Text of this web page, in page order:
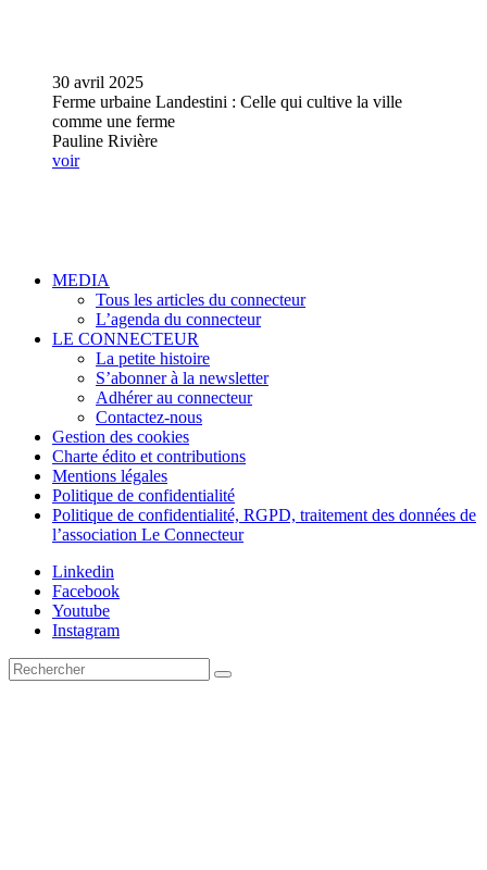
30 avril 2025
Ferme urbaine Landestini : Celle qui cultive la ville
comme une ferme
Pauline Rivière
voir
MEDIA
Tous les articles du connecteur
L’agenda du connecteur
LE CONNECTEUR
La petite histoire
S’abonner à la newsletter
Adhérer au connecteur
Contactez-nous
Gestion des cookies
Charte édito et contributions
Mentions légales
Politique de confidentialité
Politique de confidentialité, RGPD, traitement des données de
l’association Le Connecteur
Linkedin
Facebook
Youtube
Instagram